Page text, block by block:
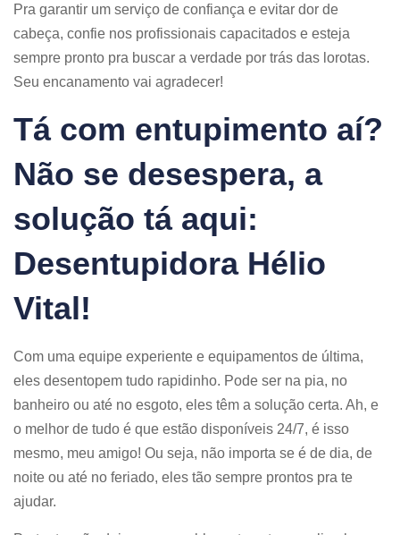
Pra garantir um serviço de confiança e evitar dor de
cabeça, confie nos profissionais capacitados e esteja
sempre pronto pra buscar a verdade por trás das lorotas.
Seu encanamento vai agradecer!
Tá com entupimento aí?
Não se desespera, a
solução tá aqui:
Desentupidora Hélio
Vital!
Com uma equipe experiente e equipamentos de última,
eles desentopem tudo rapidinho. Pode ser na pia, no
banheiro ou até no esgoto, eles têm a solução certa. Ah, e
o melhor de tudo é que estão disponíveis 24/7, é isso
mesmo, meu amigo! Ou seja, não importa se é de dia, de
noite ou até no feriado, eles tão sempre prontos pra te
ajudar.